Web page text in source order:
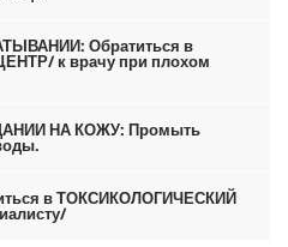
Обратиться в
к врачу при плохом
НА КОЖУ: Промыть
в ТОКСИКОЛОГИЧЕСКИЙ